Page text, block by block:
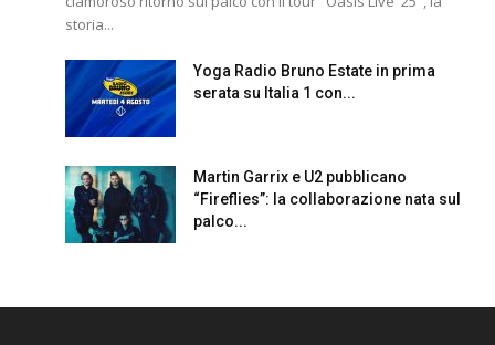
storia...
Yoga Radio Bruno Estate in prima
serata su Italia 1 con...
Martin Garrix e U2 pubblicano
“Fireflies”: la collaborazione nata sul
palco...